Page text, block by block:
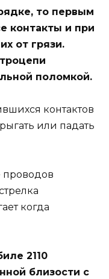
то первым
контакты и при
от грязи.
поломкой.
контактов
или падать
проводов
когда
2110
близости с